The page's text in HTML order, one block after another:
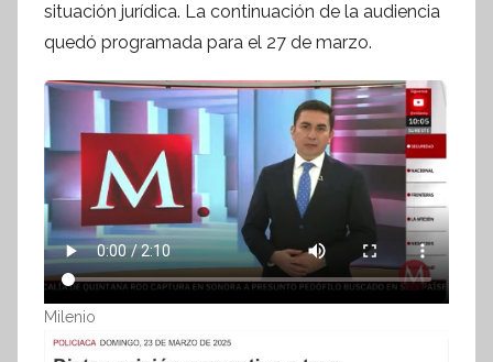
i
situación jurídica. La continuación de la audiencia
quedó programada para el 27 de marzo.
Milenio